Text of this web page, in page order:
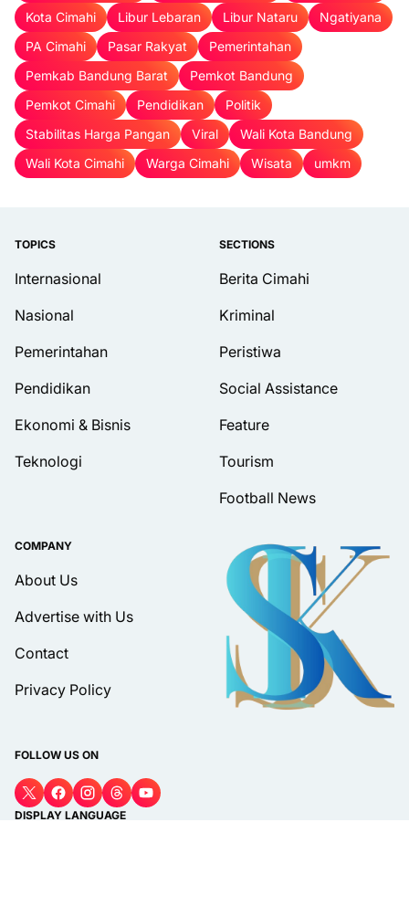
Kota Cimahi
Libur Lebaran Libur Nataru
Ngatiyana
PA Cimahi
Pasar Rakyat
Pemerintahan
Pemkab Bandung Barat
Pemkot Bandung
Pemkot Cimahi
Pendidikan
Politik
Stabilitas Harga Pangan
Viral
Wali Kota Bandung
Wali Kota Cimahi
Warga Cimahi Wisata umkm
TOPICS
Internasional
Nasional
Pemerintahan
Pendidikan
Ekonomi & Bisnis
Teknologi
SECTIONS
Berita Cimahi
Kriminal
Peristiwa
Social Assistance
Feature
Tourism
Football News
COMPANY
About Us
Advertise with Us
Contact
Privacy Policy
FOLLOW US ON
DISPLAY LANGUAGE